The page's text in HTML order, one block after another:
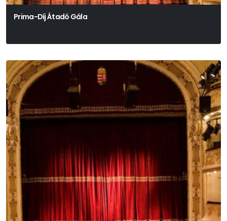
Prima-Díj Átadó Gála